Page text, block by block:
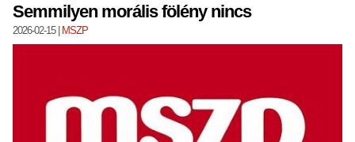
Semmilyen morális fölény nincs
2026-02-15| MSZP